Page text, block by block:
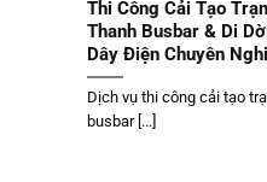
Thi Công Cải Tạo
Thanh Busbar & Di
Dây Điện Chuyên
Dịch vụ thi công cải tạo
busbar [...]